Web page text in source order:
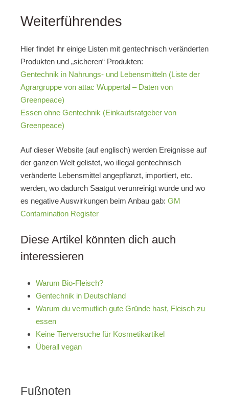
Weiterführendes
Hier findet ihr einige Listen mit gentechnisch veränderten
Produkten und „sicheren“ Produkten:
Gentechnik in Nahrungs- und Lebensmitteln (Liste der
Agrargruppe von attac Wuppertal – Daten von
Greenpeace)
Essen ohne Gentechnik (Einkaufsratgeber von
Greenpeace)
Auf dieser Website (auf englisch) werden Ereignisse auf
der ganzen Welt gelistet, wo illegal gentechnisch
veränderte Lebensmittel angepflanzt, importiert, etc.
werden, wo dadurch Saatgut verunreinigt wurde und wo
es negative Auswirkungen beim Anbau gab: GM
Contamination Register
Diese Artikel könnten dich auch
interessieren
Warum Bio-Fleisch?
Gentechnik in Deutschland
Warum du vermutlich gute Gründe hast, Fleisch zu
essen
Keine Tierversuche für Kosmetikartikel
Überall vegan
Fußnoten